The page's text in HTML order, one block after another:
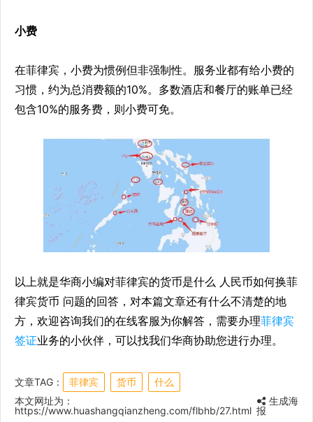
小费
在菲律宾，小费为惯例但非强制性。服务业都有给小费的
习惯，约为总消费额的10%。多数酒店和餐厅的账单已经
包含10%的服务费，则小费可免。
以上就是华商小编对菲律宾的货币是什么 人民币如何换菲
律宾货币 问题的回答，对本篇文章还有什么不清楚的地
方，欢迎咨询我们的在线客服为你解答，需要办理菲律宾
签证业务的小伙伴，可以找我们华商协助您进行办理。
文章TAG： 菲律宾 货币
什么
本文网址为：
https://www.huashangqianzheng.com/flbhb/27.html
生成海
报